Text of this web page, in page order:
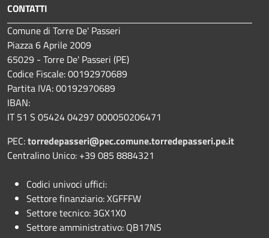
CONTATTI
Comune di Torre De' Passeri
Piazza 6 Aprile 2009
65029 - Torre De' Passeri (PE)
Codice Fiscale: 00192970689
Partita IVA: 00192970689
IBAN:
IT 51 S 05424 04297 000050206471
PEC:torredepasseri@pec.comune.torredepasseri.pe.it
Centralino Unico: +39 085 8884321
Codici univoci uffici:
Settore finanziario: XGFFFW
Settore tecnico: 3GX1X0
Settore amministrativo: QB17NS